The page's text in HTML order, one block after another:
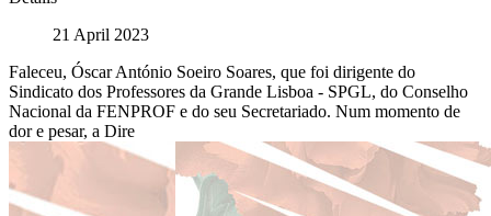
21 April 2023
Faleceu, Óscar António Soeiro Soares, que foi dirigente do
Sindicato dos Professores da Grande Lisboa - SPGL, do Conselho
Nacional da FENPROF e do seu Secretariado. Num momento de
dor e pesar, a Dire